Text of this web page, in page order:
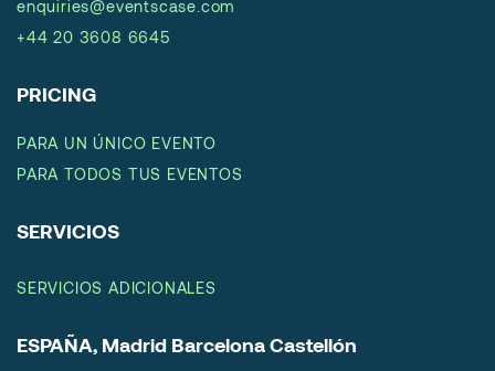
enquiries@eventscase.com
+44 20 3608 6645
PRICING
PARA UN ÚNICO EVENTO
PARA TODOS TUS EVENTOS
SERVICIOS
SERVICIOS ADICIONALES
ESPAÑA, Madrid Barcelona Castellón